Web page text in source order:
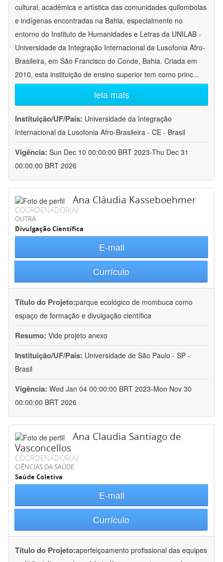
cultural, acadêmica e artística das comunidades quilombolas
e indígenas encontradas na Bahia, especialmente no
entorno do Instituto de Humanidades e Letras da UNILAB -
Universidade da Integração Internacional da Lusofonia Afro-
Brasileira, em São Francisco do Conde, Bahia. Criada em
2010, esta instituição de ensino superior tem como princ...
leia mais
Instituição/UF/País: Universidade da Integração
Internacional da Lusofonia Afro-Brasileira - CE - Brasil
Vigência: Sun Dec 10 00:00:00 BRT 2023-Thu Dec 31
00:00:00 BRT 2026
Ana Cláudia Kasseboehmer
COORDENADOR(A)
OUTRA
Divulgação Científica
E-mail
Currículo
Título do Projeto:parque ecológico de mombuca como
espaço de formação e divulgação científica
Resumo: Vide projeto anexo
Instituição/UF/País: Universidade de São Paulo - SP -
Brasil
Vigência: Wed Jan 04 00:00:00 BRT 2023-Mon Nov 30
00:00:00 BRT 2026
Ana Claudia Santiago de
Vasconcellos
COORDENADOR(A)
CIÊNCIAS DA SAÚDE
Saúde Coletiva
E-mail
Currículo
Título do Projeto:aperfeiçoamento profissional das equipes